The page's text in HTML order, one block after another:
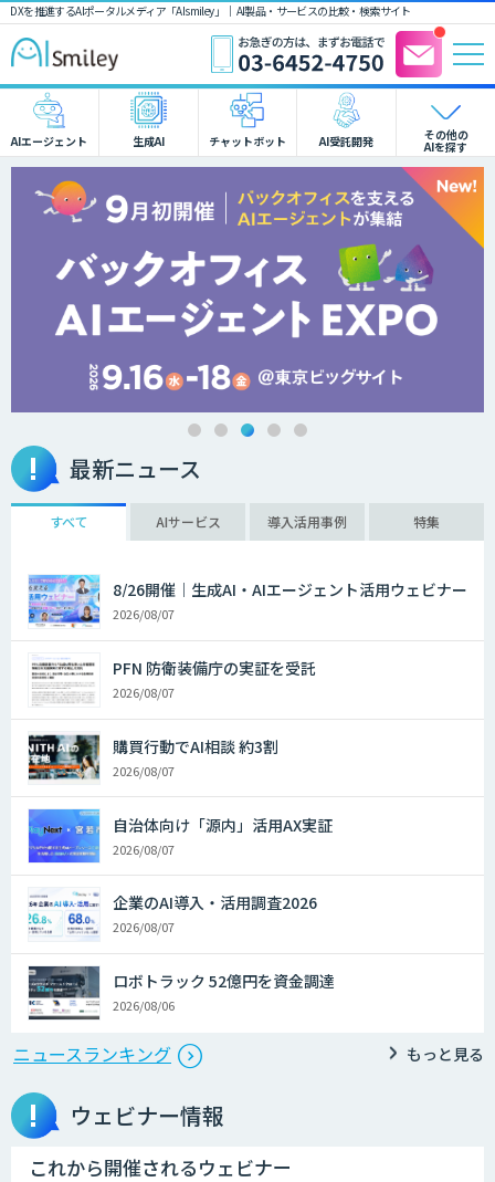
DXを推進するAIポータルメディア「AIsmiley」｜ AI製品・サービスの比較・検索サイト
AIエージェント 生成AI チャットボット AI受託開発 その他の
AIを探す
最新ニュース
すべて AIサービス 導入活用事例 特集
8/26開催｜生成AI・AIエージェント活用ウェビナー
2026/08/07
PFN 防衛装備庁の実証を受託
2026/08/07
購買行動でAI相談 約3割
2026/08/07
自治体向け「源内」活用AX実証
2026/08/07
企業のAI導入・活用調査2026
2026/08/07
ロボトラック 52億円を資金調達
2026/08/06
ニュースランキング もっと見る
ウェビナー情報
これから開催されるウェビナー